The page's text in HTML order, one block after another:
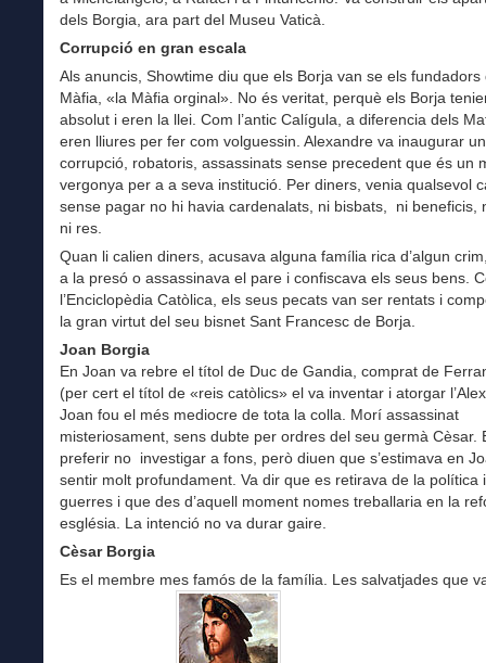
dels Borgia, ara part del Museu Vaticà.
Corrupció en gran escala
Als anuncis, Showtime diu que els Borja van se els fundadors
Màfia, «la Màfia orginal». No és veritat, perquè els Borja
absolut i eren la llei. Com l’antic Calígula, a diferencia dels
eren lliures per fer com volguessin. Alexandre va inaugurar
corrupció, robatoris, assassinats sense precedent que és un
vergonya per a a seva institució. Per diners, venia qualsevol
sense pagar no hi havia cardenalats, ni bisbats, ni beneficis,
ni res.
Quan li calien diners, acusava alguna família rica d’algun
a la presó o assassinava el pare i confiscava els seus bens.
l’Enciclopèdia Catòlica, els seus pecats van ser rentats i
la gran virtut del seu bisnet Sant Francesc de Borja.
Joan Borgia
En Joan va rebre el títol de Duc de Gandia, comprat de
(per cert el títol de «reis catòlics» el va inventar i atorgar
Joan fou el més mediocre de tota la colla. Morí assassinat
misteriosament, sens dubte per ordres del seu germà Cèsar.
preferir no investigar a fons, però diuen que s’estimava en
sentir molt profundament. Va dir que es retirava de la política
guerres i que des d’aquell moment nomes treballaria en la
església. La intenció no va durar gaire.
Cèsar Borgia
Es el membre mes famós de la família. Les salvatjades que